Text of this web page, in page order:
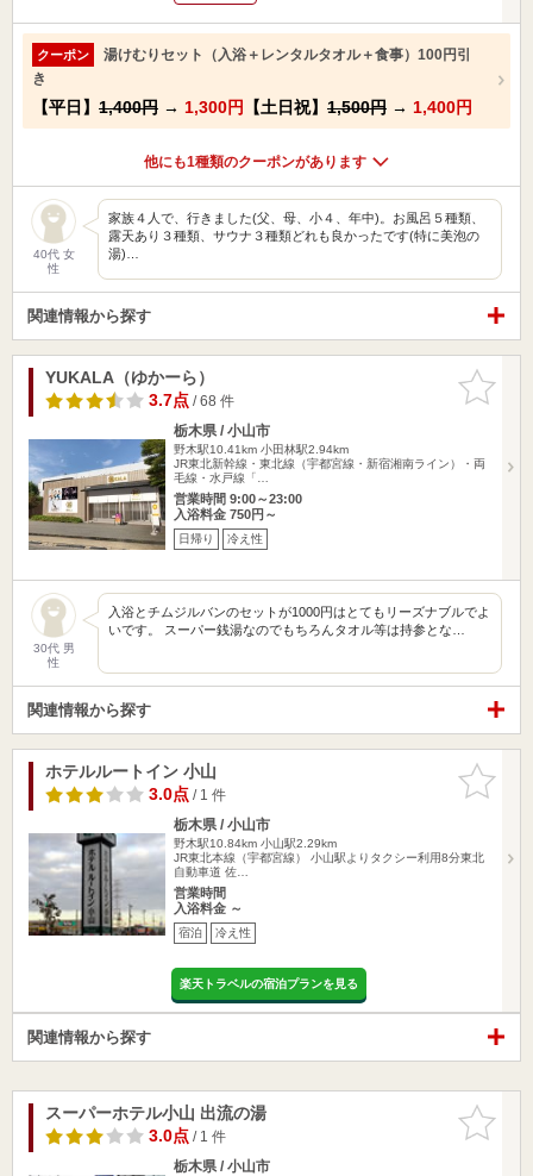
クーポン
湯けむりセット（入浴＋レンタルタオル＋食事）100円引
き
【平日】 1,400円 → 1,300円 【土日祝】 1,500円 → 1,400円
他にも1種類のクーポンがあります
40代 女
性
家族４人で、行きました(父、母、小４、年中)。お風呂５種類、
露天あり３種類、サウナ３種類どれも良かったです(特に美泡の
湯)…
関連情報から探す
お気に入
りに追加
YUKALA（ゆかーら）
3.7点/ 68 件
栃木県 / 小山市
野木駅10.41km 小田林駅2.94km
JR東北新幹線・東北線（宇都宮線・新宿湘南ライン）・両
毛線・水戸線「…
営業時間 9:00～23:00
入浴料金 750円～
日帰り 冷え性
30代 男
性
入浴とチムジルバンのセットが1000円はとてもリーズナブルでよ
いです。 スーパー銭湯なのでもちろんタオル等は持参とな…
関連情報から探す
お気に入
りに追加
ホテルルートイン 小山
3.0点/ 1 件
栃木県 / 小山市
野木駅10.84km 小山駅2.29km
JR東北本線（宇都宮線） 小山駅よりタクシー利用8分東北
自動車道 佐…
営業時間
入浴料金 ～
宿泊 冷え性
楽天トラベルの宿泊プランを見る
関連情報から探す
お気に入
りに追加
スーパーホテル小山 出流の湯
3.0点/ 1 件
栃木県 / 小山市